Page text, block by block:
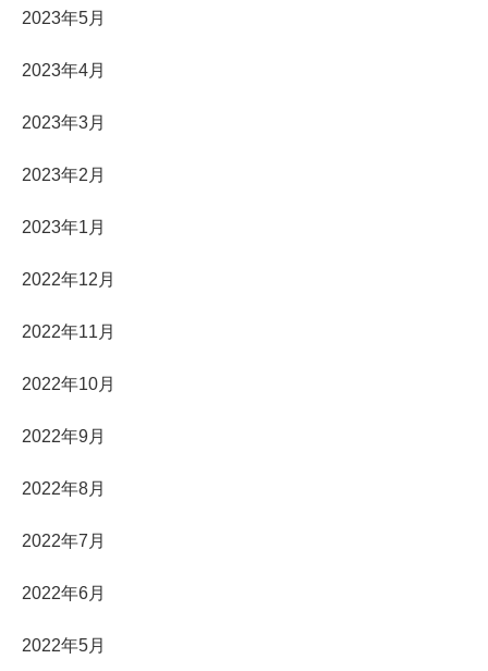
2023年5月
2023年4月
2023年3月
2023年2月
2023年1月
2022年12月
2022年11月
2022年10月
2022年9月
2022年8月
2022年7月
2022年6月
2022年5月